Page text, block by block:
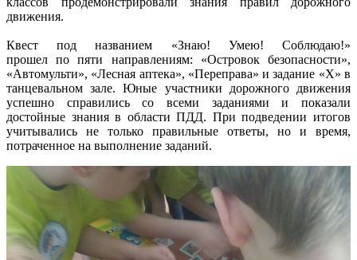
движения.
Квест под названием «Знаю! Умею! Соблюдаю!»
прошел по пяти направлениям: «Островок безопасности»,
«Автомульти», «Лесная аптека», «Переправа» и задание «Х» в
танцевальном зале. Юные участники дорожного движения
успешно справились со всеми заданиями и показали
достойные знания в области ПДД. При подведении итогов
учитывались не только правильные ответы, но и время,
потраченное на выполнение заданий.